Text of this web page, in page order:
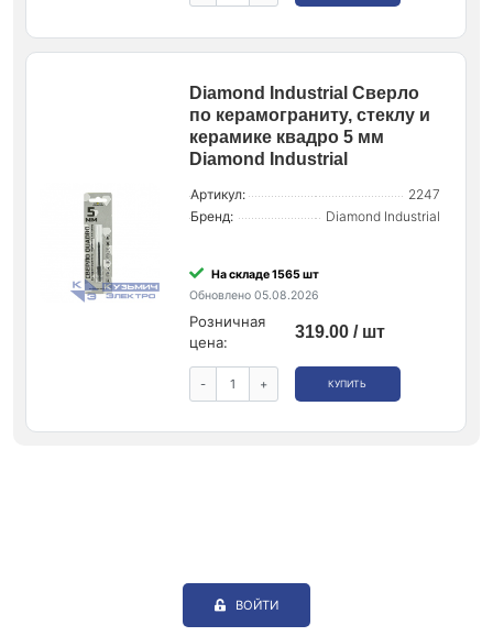
Diamond Industrial Сверло
по керамограниту, стеклу и
керамике квадро 5 мм
Diamond Industrial
Артикул:
2247
Бренд:
Diamond Industrial
На складе 1565 шт
Обновлено 05.08.2026
Розничная
цена:
319.00 / шт
- + КУПИТЬ
ВОЙТИ